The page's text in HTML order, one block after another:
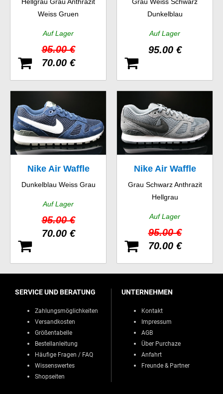
Trainer
Weiss Gruen
Auf Lager
95.00 €
70.00 €
Trainer
Dunkelblau
Auf Lager
95.00 €
Nike Air Waffle
Trainer
Dunkelblau Weiss Grau
Auf Lager
95.00 €
70.00 €
Nike Air Waffle
Trainer
Grau Schwarz Anthrazit
Hellgrau
Auf Lager
95.00 €
70.00 €
SERVICE UND BERATUNG
Zahlungsmöglichkeiten
Versandkosten
Größentabelle
Bestellanleitung
Häufige Fragen / FAQ
Wissenswertes
Shopseiten
UNTERNEHMEN
Kontakt
Impressum
AGB
Über Purchaze
Anfahrt
Freunde & Partner